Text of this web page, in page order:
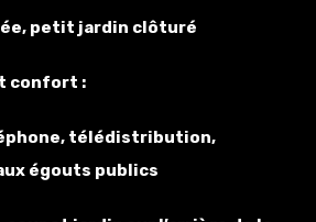
petit jardin clôturé
confort :
télédistribution,
égouts publics